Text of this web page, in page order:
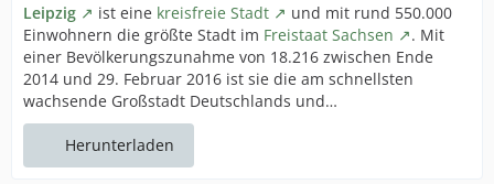
Leipzig
ist eine kreisfreie Stadt
und mit rund 550.000
Einwohnern die größte Stadt im Freistaat Sachsen
. Mit
einer Bevölkerungszunahme von 18.216 zwischen Ende
2014 und 29. Februar 2016 ist sie die am schnellsten
wachsende Großstadt Deutschlands und…
Herunterladen